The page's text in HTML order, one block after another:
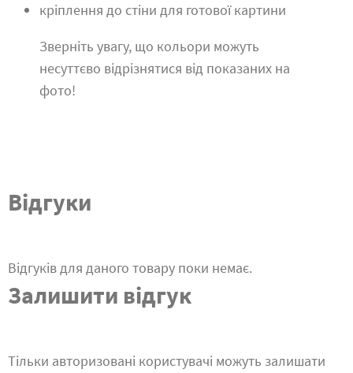
кріплення до стіни для готової картини
Зверніть увагу, що кольори можуть
несуттєво відрізнятися від показаних на
фото!
Відгуки
Відгуків для даного товару поки немає.
Залишити відгук
Тільки авторизовані користувачі можуть залишати